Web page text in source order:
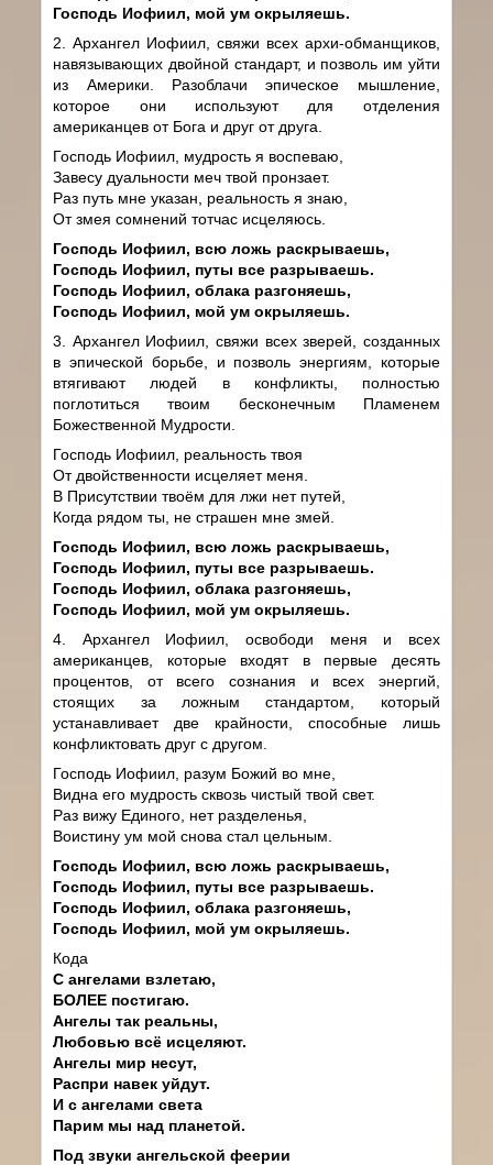
Господь Иофиил, мой ум окрыляешь.
2. Архангел Иофиил, свяжи всех архи-обманщиков,
навязывающих двойной стандарт, и позволь им уйти
из Америки. Разоблачи эпическое мышление,
которое они используют для отделения
американцев от Бога и друг от друга.
Господь Иофиил, мудрость я воспеваю,
Завесу дуальности меч твой пронзает.
Раз путь мне указан, реальность я знаю,
От змея сомнений тотчас исцеляюсь.
Господь Иофиил, всю ложь раскрываешь,
Господь Иофиил, путы все разрываешь.
Господь Иофиил, облака разгоняешь,
Господь Иофиил, мой ум окрыляешь.
3. Архангел Иофиил, свяжи всех зверей, созданных
в эпической борьбе, и позволь энергиям, которые
втягивают людей в конфликты, полностью
поглотиться твоим бесконечным Пламенем
Божественной Мудрости.
Господь Иофиил, реальность твоя
От двойственности исцеляет меня.
В Присутствии твоём для лжи нет путей,
Когда рядом ты, не страшен мне змей.
Господь Иофиил, всю ложь раскрываешь,
Господь Иофиил, путы все разрываешь.
Господь Иофиил, облака разгоняешь,
Господь Иофиил, мой ум окрыляешь.
4. Архангел Иофиил, освободи меня и всех
американцев, которые входят в первые десять
процентов, от всего сознания и всех энергий,
стоящих за ложным стандартом, который
устанавливает две крайности, способные лишь
конфликтовать друг с другом.
Господь Иофиил, разум Божий во мне,
Видна его мудрость сквозь чистый твой свет.
Раз вижу Единого, нет разделенья,
Воистину ум мой снова стал цельным.
Господь Иофиил, всю ложь раскрываешь,
Господь Иофиил, путы все разрываешь.
Господь Иофиил, облака разгоняешь,
Господь Иофиил, мой ум окрыляешь.
Кода
С ангелами взлетаю,
БОЛЕЕ постигаю.
Ангелы так реальны,
Любовью всё исцеляют.
Ангелы мир несут,
Распри навек уйдут.
И с ангелами света
Парим мы над планетой.
Под звуки ангельской феерии